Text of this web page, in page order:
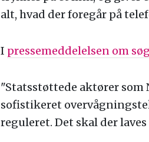
alt, hvad der foregår på
I pressemeddelelsen om
"Statsstøttede aktører som
sofistikeret
reguleret. Det skal der laves